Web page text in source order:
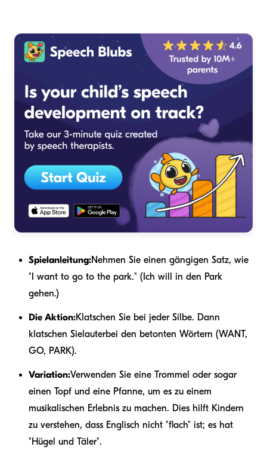
Spielanleitung:Nehmen Sie einen gängigen Satz, wie
"I want to go to the park." (Ich will in den Park
gehen.)
Die Aktion:Klatschen Sie bei jeder Silbe. Dann
klatschen Sie lauterbei den betonten Wörtern (WANT,
GO, PARK).
Variation:Verwenden Sie eine Trommel oder sogar
einen Topf und eine Pfanne, um es zu einem
musikalischen Erlebnis zu machen. Dies hilft Kindern
zu verstehen, dass Englisch nicht "flach" ist; es hat
"Hügel und Täler".